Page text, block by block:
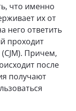
что именно
их от
него ответить
проходит
Причем,
после
получают